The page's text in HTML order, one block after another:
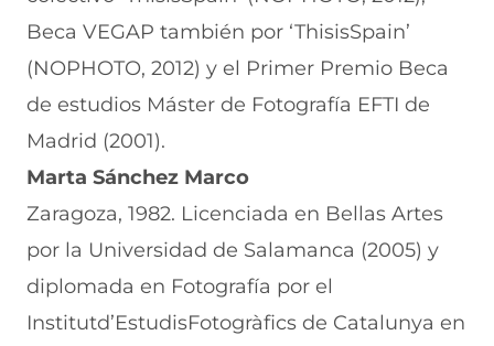
Beca VEGAP también por ‘ThisisSpain’
(NOPHOTO, 2012) y el Primer Premio Beca
de estudios Máster de Fotografía EFTI de
Madrid (2001).
Marta Sánchez Marco
Zaragoza, 1982. Licenciada en Bellas Artes
por la Universidad de Salamanca (2005) y
diplomada en Fotografía por el
Institutd’EstudisFotogràfics de Catalunya en